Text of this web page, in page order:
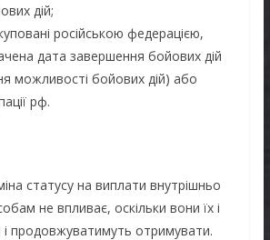
дій;
російською федерацією,
дата завершення бойових дій
можливості бойових дій) або
рф.
статусу на виплати внутрішньо
не впливає, оскільки вони їх і
продовжуватимуть отримувати.